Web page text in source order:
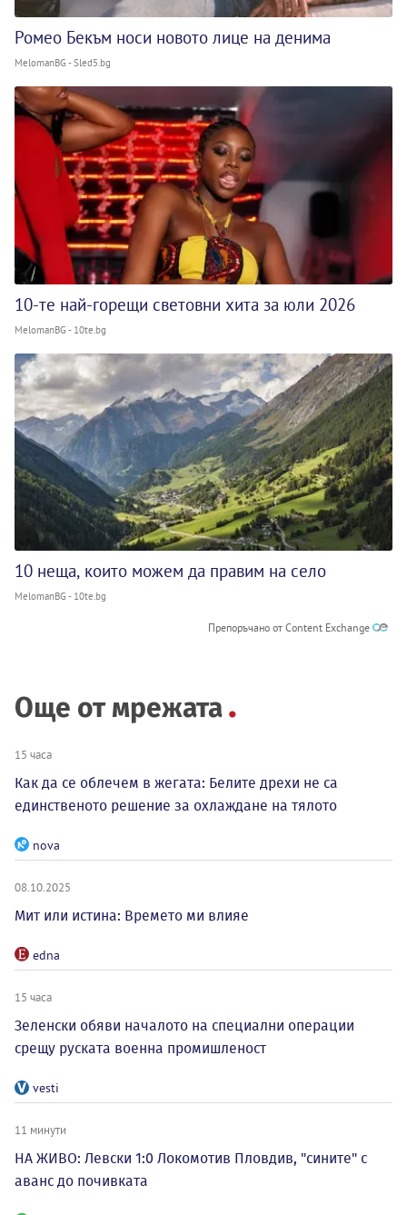
Ромео Бекъм носи новото лице на денима
MelomanBG - Sled5.bg
10-те най-горещи световни хита за юли 2026
MelomanBG - 10te.bg
10 неща, които можем да правим на село
MelomanBG - 10te.bg
Препоръчано от Content Exchange
Още от мрежата
15 часа
Как да се облечем в жегата: Белите дрехи не са
единственото решение за охлаждане на тялото
nova
08.10.2025
Мит или истина: Времето ми влияе
edna
15 часа
Зеленски обяви началото на специални операции
срещу руската военна промишленост
vesti
11 минути
НА ЖИВО: Левски 1:0 Локомотив Пловдив, "сините" с
аванс до почивката